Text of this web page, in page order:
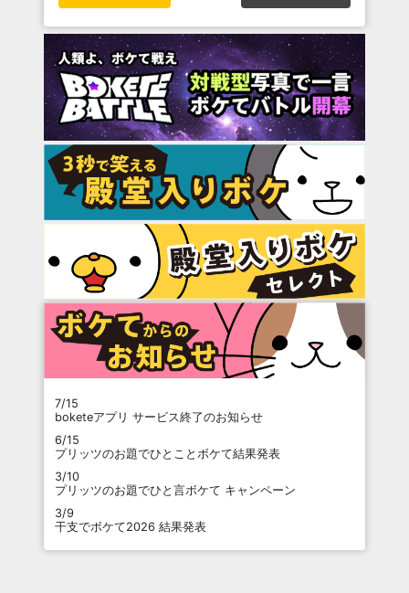
7/15
boketeアプリ サービス終了のお知らせ
6/15
プリッツのお題でひとことボケて結果発表
3/10
プリッツのお題でひと言ボケて キャンペーン
3/9
干支でボケて2026 結果発表